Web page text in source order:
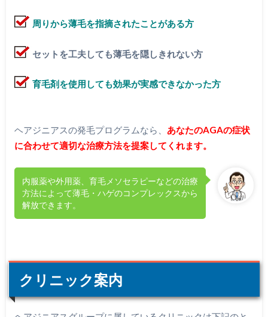
周りから薄毛を指摘されたことがある方
セットを工夫しても薄毛を隠しきれない方
育毛剤を使用しても効果が実感できなかった方
ヘアジニアスの発毛プログラムなら、 あなたのAGAの症状
に合わせて適切な治療方法を提案してくれます。
内服薬や外用薬、育毛メソセラピーなどの治療
方法によって薄毛・ハゲのコンプレックスから
解放できます。
クリニック案内